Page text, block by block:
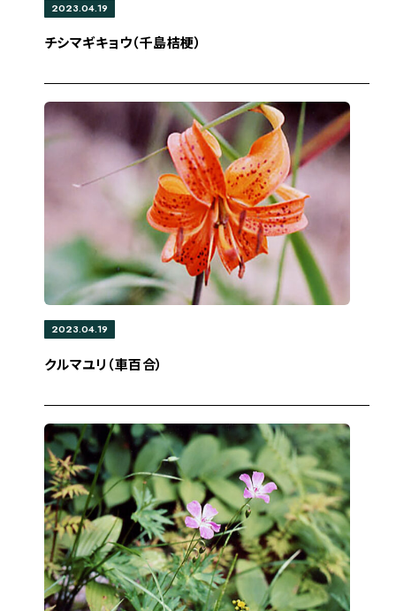
2023.04.19
チシマギキョウ（千島桔梗）
2023.04.19
クルマユリ（車百合）